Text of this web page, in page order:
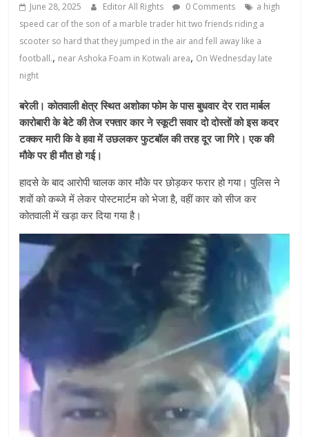
June 28, 2025 Editor All Rights 0 Comments
a high
speed car of the son of a marble trader hit two friends riding a
scooter so hard that they jumped in the air and fell away like a
football., near Ashoka Foam in Kotwali area, On Wednesday late
night
बरेली। कोतवाली क्षेत्र स्थित अशोका फोम के पास बुधवार देर रात मार्बल
कारोबारी के बेटे की तेज रफ्तार कार ने स्कूटी सवार दो दोस्तों को इस कदर
टक्कर मारी कि वे हवा में उछलकर फुटबॉल की तरह दूर जा गिरे। एक की
मौके पर ही मौत हो गई।
हादसे के बाद आरोपी चालक कार मौके पर छोड़कर फरार हो गया। पुलिस ने
शवों को कब्जे में लेकर पोस्टमार्टम को भेजा है, वहीं कार को सीज कर
कोतवाली में खड़ा कर दिया गया है।